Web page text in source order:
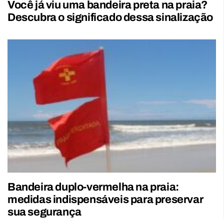
Você já viu uma bandeira preta na praia?
Descubra o significado dessa sinalização
Bandeira duplo-vermelha na praia:
medidas indispensáveis para preservar
sua segurança